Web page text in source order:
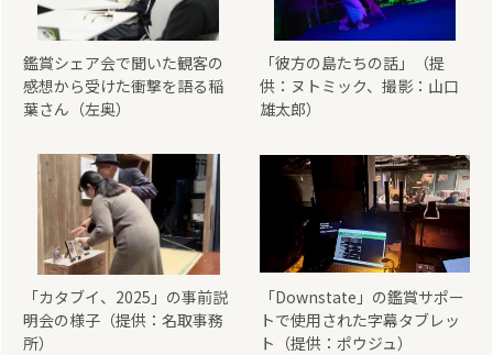
鑑賞シェア会で聞いた観客の
感想から受けた衝撃を語る稲
葉さん（左奥）
「彼方の島たちの話」（提
供：ヌトミック、撮影：山口
雄太郎）
「カタブイ、2025」の事前説
明会の様子（提供：名取事務
所）
「Downstate」の鑑賞サポー
トで使用された字幕タブレッ
ト（提供：ポウジュ）